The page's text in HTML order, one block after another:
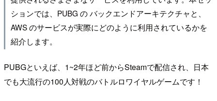
ションでは、PUBG の バックエンドアーキテクチャと、
AWS のサービスが実際にどのように利用されているかを
紹介します。
PUBGといえば、1~2年ほど前からSteamで配信され、日本
でも大流行の100人対戦のバトルロワイヤルゲームです！